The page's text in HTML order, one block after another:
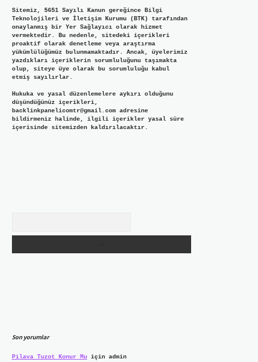
Sitemiz, 5651 Sayılı Kanun gereğince Bilgi
Teknolojileri ve İletişim Kurumu (BTK) tarafından
onaylanmış bir Yer Sağlayıcı olarak hizmet
vermektedir. Bu nedenle, sitedeki içerikleri
proaktif olarak denetleme veya araştırma
yükümlülüğümüz bulunmamaktadır. Ancak, üyelerimiz
yazdıkları içeriklerin sorumluluğunu taşımakta
olup, siteye üye olarak bu sorumluluğu kabul
etmiş sayılırlar.
Hukuka ve yasal düzenlemelere aykırı olduğunu
düşündüğünüz içerikleri,
backlinkpanelicomtr@gmail.comadresine
bildirmeniz halinde, ilgili içerikler yasal süre
içerisinde sitemizden kaldırılacaktır.
Son yorumlar
Pilava Tuzot Konur Muiçin admin